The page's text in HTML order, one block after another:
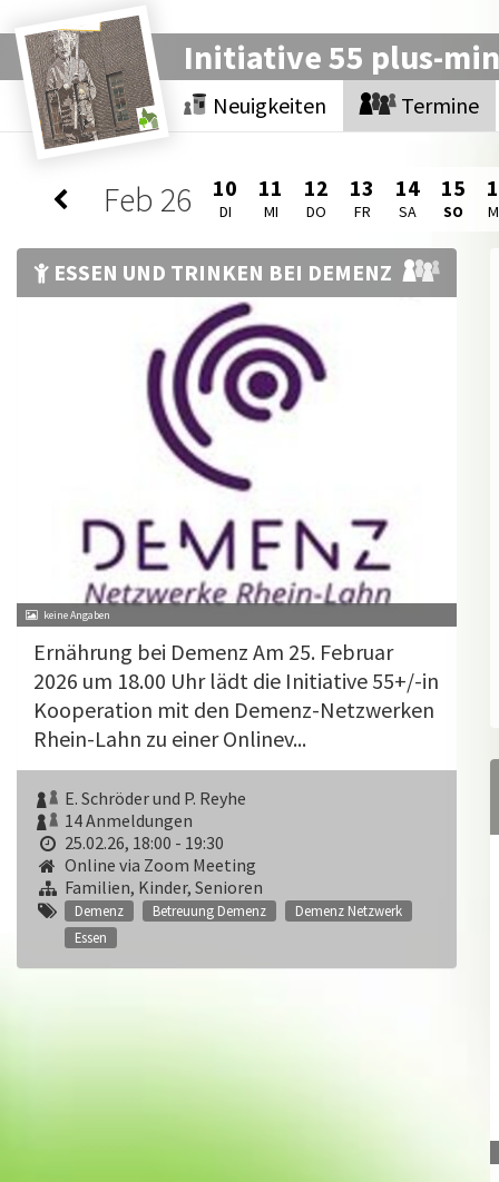
Initiative 55 plus-
Neuigkeiten Termine
Feb 26 10
DI
11
MI
12
DO
13
FR
14
SA
15
SO
ESSEN UND TRINKEN BEI DEMENZ
Ernährung bei Demenz Am 25. Februar
2026 um 18.00 Uhr lädt die Initiative 55+/-in
Kooperation mit den Demenz-Netzwerken
Rhein-Lahn zu einer Onlinev...
E. Schröder und P. Reyhe
14 Anmeldungen
25.02.26, 18:00 - 19:30
Online via Zoom Meeting
Familien, Kinder, Senioren
Demenz Betreuung Demenz
Demenz Netzwerk
Essen